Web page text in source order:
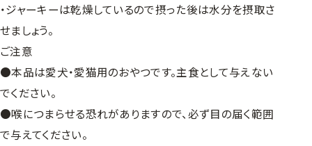
・ジャーキーは乾燥しているので摂った後は水分を摂取さ
せましょう。
ご注意
●本品は愛犬・愛猫用のおやつです。主食として与えない
でください。
●喉につまらせる恐れがありますので、必ず目の届く範囲
で与えてください。